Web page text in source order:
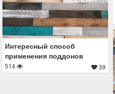
Интересный способ
применения поддонов
514 39